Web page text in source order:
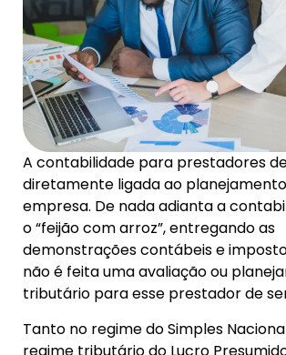
A contabilidade para prestadores
diretamente ligada ao
empresa. De nada adianta a
o “feijão com arroz”, entregando as
demonstrações contábeis e
não é feita uma avaliação ou
tributário para esse prestador de
Tanto no regime do Simples
regime tributário do Lucro